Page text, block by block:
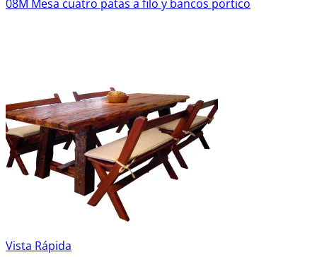
08M Mesa cuatro patas a filo y bancos portico
Vista Rápida